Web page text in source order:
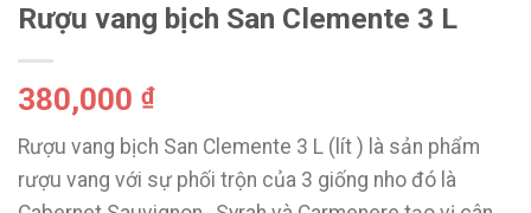
Rượu vang bịch San Clemente 3 L
380,000 ₫
Rượu vang bịch San Clemente 3 L (lít ) là sản phẩm
rượu vang với sự phối trộn của 3 giống nho đó là